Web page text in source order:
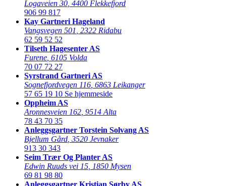
Logaveien 30 4400 Flekkefjord
906 99 817
Kay Gartneri Hageland
Vangsvegen 501 2322 Ridabu
62 59 52 52
Tilseth Hagesenter AS
Furene 6105 Volda
70 07 72 27
Syrstrand Gartneri AS
Sognefjordvegen 116 6863 Leikanger
57 65 19 10 Se hjemmeside
Oppheim AS
Aronnesveien 162 9514 Alta
78 43 70 35
Anleggsgartner Torstein Solvang AS
Bjellum Gård 3520 Jevnaker
913 30 343
Seim Trær Og Planter AS
Edwin Ruuds vei 15 1850 Mysen
69 81 98 80
Anleggsgartner Kristian Sørby AS